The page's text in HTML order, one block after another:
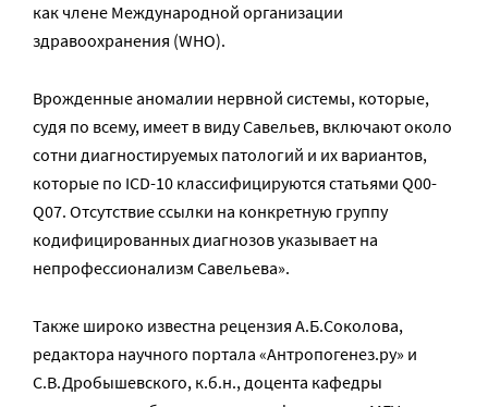
как члене Международной организации
здравоохранения (WHO).
Врожденные аномалии нервной системы, которые,
судя по всему, имеет в виду Савельев, включают около
сотни диагностируемых патологий и их вариантов,
которые по ICD-10 классифицируются статьями Q00-
Q07. Отсутствие ссылки на конкретную группу
кодифицированных диагнозов указывает на
непрофессионализм Савельева».
Также широко известна рецензия А.Б.Соколова,
редактора научного портала «Антропогенез.ру» и
С.В.Дробышевского, к.б.н., доцента кафедры